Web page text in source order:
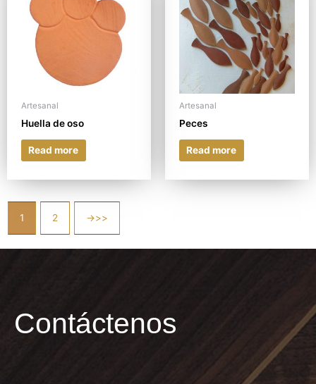
Artesanal
Huella de oso
Read more
Artesanal
Peces
Read more
1 2 →
Contáctenos